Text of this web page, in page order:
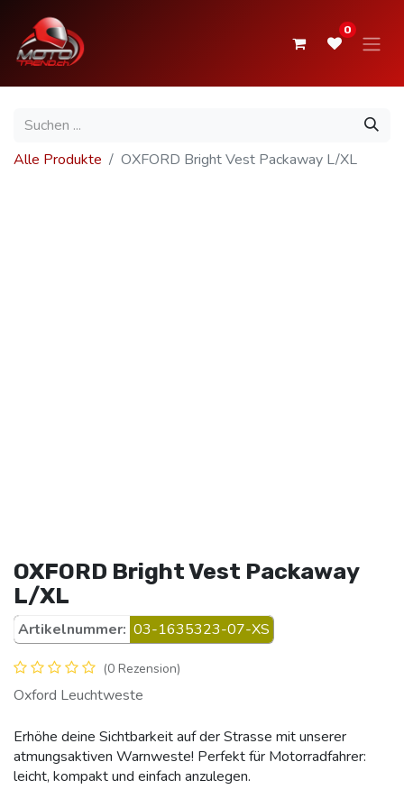
0
Alle Produkte OXFORD Bright Vest Packaway L/XL
OXFORD Bright Vest Packaway
L/XL
Artikelnummer: 03-1635323-07-XS
(0 Rezension)
Oxford Leuchtweste
Erhöhe deine Sichtbarkeit auf der Strasse mit unserer
atmungsaktiven Warnweste! Perfekt für Motorradfahrer:
leicht, kompakt und einfach anzulegen.